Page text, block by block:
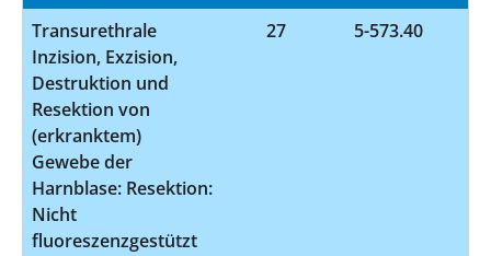
Transurethrale
Inzision, Exzision,
Destruktion und
Resektion von
(erkranktem)
Gewebe der
Harnblase: Resektion:
Nicht
fluoreszenzgestützt
27 5-573.40